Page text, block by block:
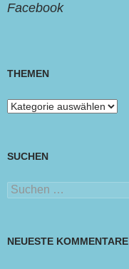
Facebook
THEMEN
Themen
SUCHEN
Suchen
nach:
NEUESTE KOMMENTARE